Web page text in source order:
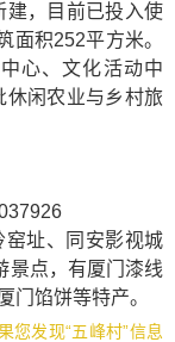
建，目前已投入使
面积252平方米。
心、文化活动中
休闲农业与乡村旅
窑址、
同安影视城
景点，有厦门漆线
门馅饼等特产。
发现“五峰村”信息